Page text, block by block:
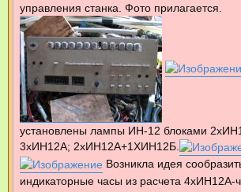
и
управления станка. Фото прилагается.
установлены лампы ИН-12 блоками
3хИН12А; 2хИН12А+1ХИН12Б.
Возникла идея
индикаторные часы из расчета 4хИН12А-